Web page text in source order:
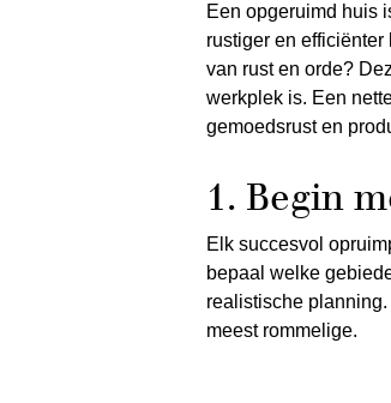
Een opgeruimd huis
rustiger en
van rust en orde?
werkplek is. Een
gemoedsrust en
1. Begin
Elk succesvol
bepaal welke
realistische
meest rommelige.